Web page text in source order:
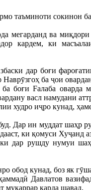
таъминоти сокинон
мегарданд ва
кардем, ки
дар боғи
ба ҷои
боғи Fалаба оварда
васл намудани
худро иҷро кунад,
Дар ин муддат шаҳр
ки қомуси Хуҷанд
дар рушду нумуи
обод кунад, боз як
Давлатов
муқаррар карда шавад.